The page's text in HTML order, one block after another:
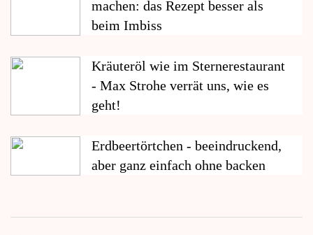
machen: das Rezept besser als
beim Imbiss
Kräuteröl wie im Sternerestaurant
- Max Strohe verrät uns, wie es
geht!
Erdbeertörtchen - beeindruckend,
aber ganz einfach ohne backen